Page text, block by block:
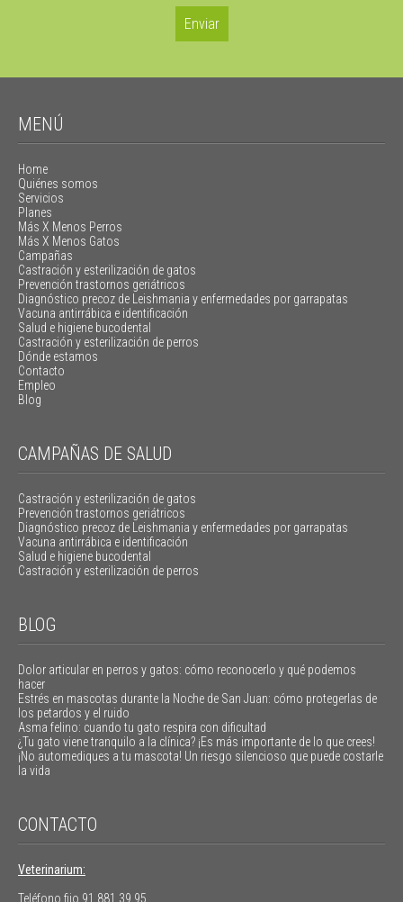
MENÚ
Home
Quiénes somos
Servicios
Planes
Más X Menos Perros
Más X Menos Gatos
Campañas
Castración y esterilización de gatos
Prevención trastornos geriátricos
Diagnóstico precoz de Leishmania y enfermedades por garrapatas
Vacuna antirrábica e identificación
Salud e higiene bucodental
Castración y esterilización de perros
Dónde estamos
Contacto
Empleo
Blog
CAMPAÑAS DE SALUD
Castración y esterilización de gatos
Prevención trastornos geriátricos
Diagnóstico precoz de Leishmania y enfermedades por garrapatas
Vacuna antirrábica e identificación
Salud e higiene bucodental
Castración y esterilización de perros
BLOG
Dolor articular en perros y gatos: cómo reconocerlo y qué podemos
hacer
Estrés en mascotas durante la Noche de San Juan: cómo protegerlas de
los petardos y el ruido
Asma felino: cuando tu gato respira con dificultad
¿Tu gato viene tranquilo a la clínica? ¡Es más importante de lo que crees!
¡No automediques a tu mascota! Un riesgo silencioso que puede costarle
la vida
CONTACTO
Veterinarium:
Teléfono fijo 91 881 39 95